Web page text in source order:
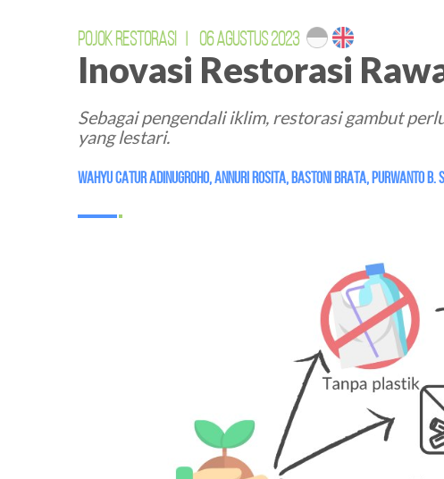
POJOK RESTORASI 06 AGUSTUS 2023
Inovasi Restorasi
Sebagai pengendali iklim, restorasi gambut
yang lestari.
Wahyu Catur Adinugroho,Annuri Rosita, Bastoni Brata, Purwanto B.